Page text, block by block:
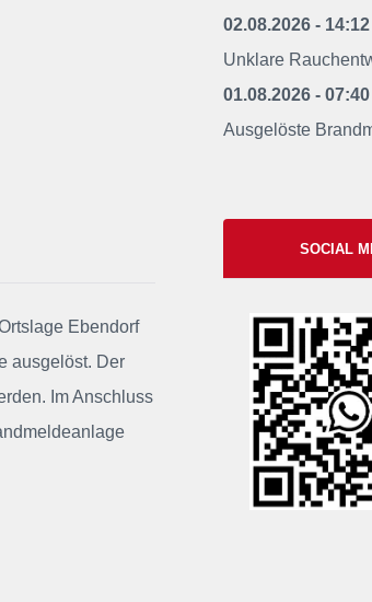
Ebendorf
ausgelöst. Der
Im Anschluss
02.08.2026 -
Unklare
01.08.2026 -
Ausgelöste
SOCIAL